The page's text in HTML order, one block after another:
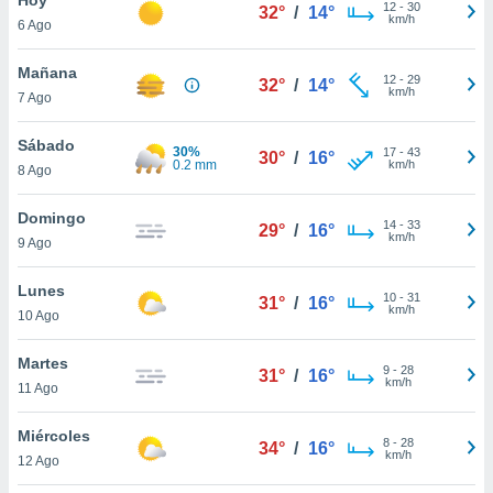
en
más
nuestra
de
cookies
aceptar
6 Ago
32° / 14° 12- 30
km/h
Mañana
7 Ago
32° / 14° 12- 29
km/h
Sábado
8 Ago
30%
0.2 mm
30° / 16° 17- 43
km/h
Domingo
9 Ago
29° / 16° 14- 33
km/h
Lunes
10 Ago
31° / 16° 10- 31
km/h
Martes
11 Ago
31° / 16° 9- 28
km/h
Miércoles
12 Ago
34° / 16° 8- 28
km/h